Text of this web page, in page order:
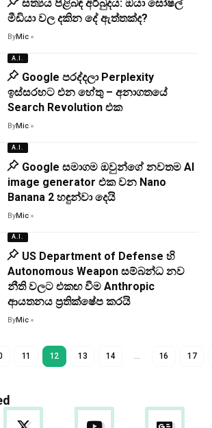
සත්‍යය පිළිබඳ අර්බුදය: ඔයා සෝෂල්
මීඩියා වල දකින දේ ඇත්තක්ද?
ByMic
A.I.
Google පරද්දලා Perplexity
ඉස්සරහට එන හේතු – අනාගතයේ
Search Revolution එක
ByMic
A.I.
Google සමාගම ඔවුන්ගේ නවතම AI
image generator එක වන Nano
Banana 2 හඳුන්වා දෙයි
ByMic
A.I.
US Department of Defense හි
Autonomous Weapon සම්බන්ධ නව
නීති වලට එකඟ වීම Anthropic
ආයතනය ප්‍රතික්ෂේප කරයි
ByMic
11 12 13 14 … 16 17